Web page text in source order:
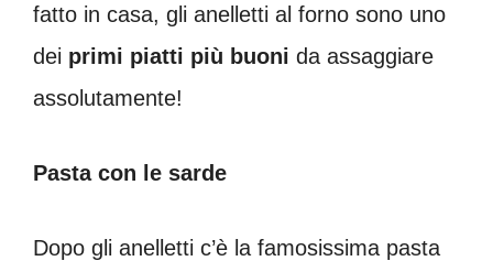
fatto in casa, gli anelletti al forno sono uno
dei primi piatti più buoni da assaggiare
assolutamente!
Pasta con le sarde
Dopo gli anelletti c’è la famosissima pasta